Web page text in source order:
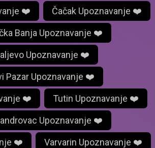
❤️ Čačak Upoznavanje ❤️
Banja Upoznavanje ❤️
Upoznavanje ❤️
Pazar Upoznavanje ❤️
❤️ Tutin Upoznavanje ❤️
Upoznavanje ❤️
❤️ Varvarin Upoznavanje ❤️